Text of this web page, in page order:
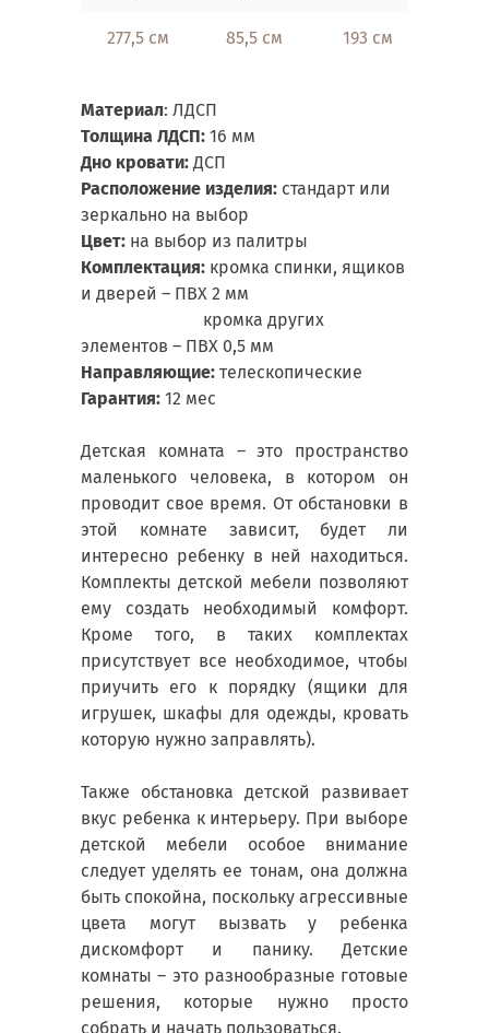
277,5 см 85,5 см 193 см
Материал: ЛДСП
Толщина ЛДСП: 16 мм
Дно кровати:ДСП
Расположение изделия: стандарт или
зеркально на выбор
Цвет: на выбор из палитры
Комплектация: кромка спинки, ящиков
и дверей – ПВХ 2 мм
кромка других
элементов – ПВХ 0,5 мм
Направляющие: телескопические
Гарантия: 12 мес
Детская комната – это пространство
маленького человека, в котором он
проводит свое время. От обстановки в
этой комнате зависит, будет ли
интересно ребенку в ней находиться.
Комплекты детской мебели позволяют
ему создать необходимый комфорт.
Кроме того, в таких комплектах
присутствует все необходимое, чтобы
приучить его к порядку (ящики для
игрушек, шкафы для одежды, кровать
которую нужно заправлять).
Также обстановка детской развивает
вкус ребенка к интерьеру. При выборе
детской мебели особое внимание
следует уделять ее тонам, она должна
быть спокойна, поскольку агрессивные
цвета могут вызвать у ребенка
дискомфорт и панику. Детские
комнаты – это разнообразные готовые
решения, которые нужно просто
собрать и начать пользоваться.